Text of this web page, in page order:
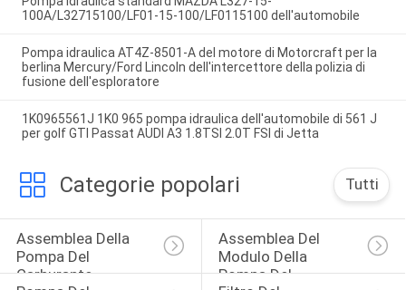
100A/L32715100/LF01-15-100/LF0115100 dell'automobile
Pompa idraulica AT4Z-8501-A del motore di Motorcraft per la
berlina Mercury/Ford Lincoln dell'intercettore della polizia di
fusione dell'esploratore
1K0965561J 1K0 965 pompa idraulica dell'automobile di 561 J
per golf GTI Passat AUDI A3 1.8TSI 2.0T FSI di Jetta
Categorie popolari Tutti
Assemblea Della
Pompa Del
Carburante
Assemblea Del
Modulo Della
Pompa Del